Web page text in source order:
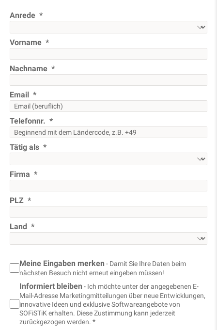
Anrede
Vorname
Nachname
Email
Telefonnr.
Tätig als
Firma
PLZ
Land
Meine Eingaben merken - Damit Sie Ihre Daten beim
nächsten Besuch nicht erneut eingeben müssen!
Informiert bleiben - Ich möchte unter der angegebenen E-
Mail-Adresse Marketingmitteilungen über neue Entwicklungen,
innovative Ideen und exklusive Softwareangebote von
SOFiSTiK erhalten. Diese Zustimmung kann jederzeit
zurückgezogen werden. *